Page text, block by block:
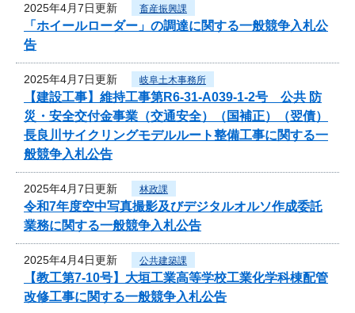
2025年4月7日更新 畜産振興課
「ホイールローダー」の調達に関する一般競争入札公
告
2025年4月7日更新 岐阜土木事務所
【建設工事】維持工事第R6-31-A039-1-2号 公共 防
災・安全交付金事業（交通安全）（国補正）（翌債）
長良川サイクリングモデルルート整備工事に関する一
般競争入札公告
2025年4月7日更新 林政課
令和7年度空中写真撮影及びデジタルオルソ作成委託
業務に関する一般競争入札公告
2025年4月4日更新 公共建築課
【教工第7-10号】大垣工業高等学校工業化学科棟配管
改修工事に関する一般競争入札公告